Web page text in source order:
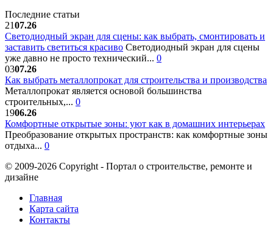
Последние статьи
2107.26
Светодиодный экран для сцены: как выбрать, смонтировать и
заставить светиться красиво Светодиодный экран для сцены
уже давно не просто технический... 0
0307.26
Как выбрать металлопрокат для строительства и производства
Металлопрокат является основой большинства
строительных,... 0
1906.26
Комфортные открытые зоны: уют как в домашних интерьерах
Преобразование открытых пространств: как комфортные зоны
отдыха... 0
© 2009-2026 Copyright - Портал о строительстве, ремонте и
дизайне
Главная
Карта сайта
Контакты